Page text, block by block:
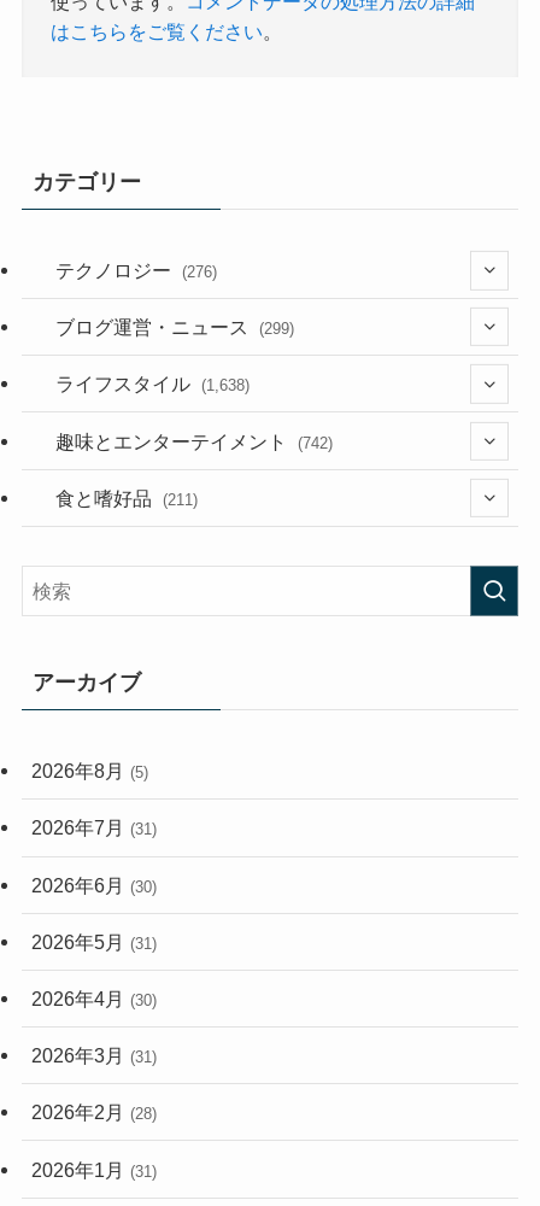
はこちらをご覧ください。
カテゴリー
テクノロジー (276)
(36)
(187)
ブログ運営・ニュース (299)
(118)
(181)
ライフスタイル (1,638)
(394)
(282)
(33)
(248)
趣味とエンターテイメント (742)
(56)
食と嗜好品 (211)
アーカイブ
2026年8月 (5)
2026年7月 (31)
2026年6月 (30)
2026年5月 (31)
2026年4月 (30)
2026年3月 (31)
2026年2月 (28)
2026年1月 (31)